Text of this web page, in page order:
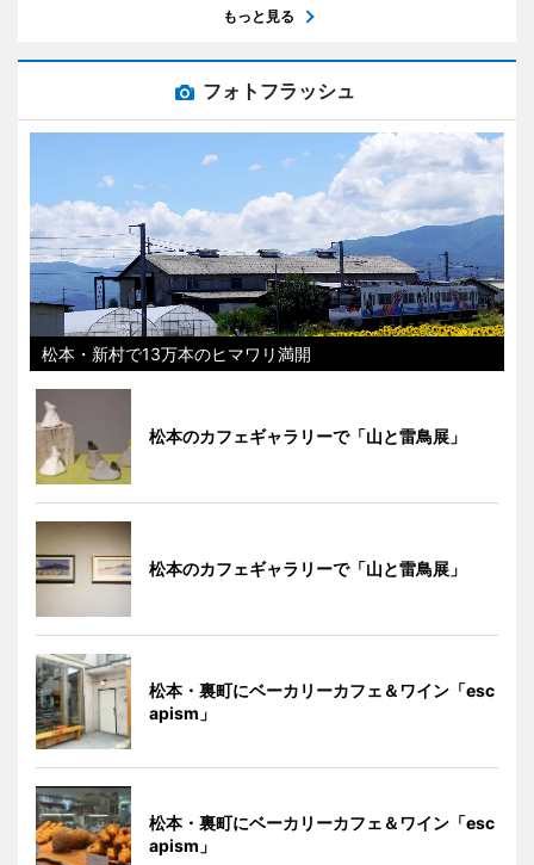
もっと見る
フォトフラッシュ
松本・新村で13万本のヒマワリ満開
松本のカフェギャラリーで「山と雷鳥展」
松本のカフェギャラリーで「山と雷鳥展」
松本・裏町にベーカリーカフェ＆ワイン「esc
apism」
松本・裏町にベーカリーカフェ＆ワイン「esc
apism」